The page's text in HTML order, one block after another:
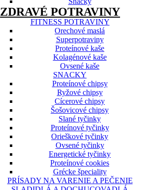
ZDRAVÉ POTRAVINY
FITNESS POTRAVINY
Orechové maslá
Superpotraviny
Proteínové kaše
Kolagénové kaše
Ovsené kaše
SNACKY
Proteínové chipsy
Ryžové chipsy
Cícerové chipsy
Šošovicové chipsy
Slané tyčinky
Proteínové tyčinky
Orieškové tyčinky
Ovsené tyčinky
Energetické tyčinky
Proteínové cookies
Grécke špeciality
PRÍSADY NA VARENIE A PEČENIE